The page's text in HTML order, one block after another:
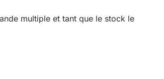
multiple et tant que le stock le